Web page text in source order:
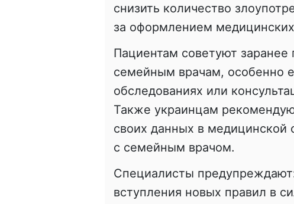
снизить количество
за оформлением медицинских
Пациентам советуют заранее
семейным врачам, особенно
обследованиях или
Также украинцам
своих данных в медицинской
с семейным врачом.
Специалисты
вступления новых правил в